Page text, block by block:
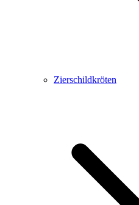
Zierschildkröten